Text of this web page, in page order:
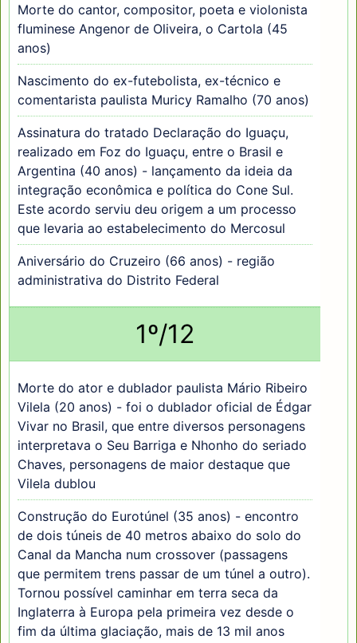
Morte do cantor, compositor, poeta e violonista
fluminese Angenor de Oliveira, o Cartola (45
anos)
Nascimento do ex-futebolista, ex-técnico e
comentarista paulista Muricy Ramalho (70 anos)
Assinatura do tratado Declaração do Iguaçu,
realizado em Foz do Iguaçu, entre o Brasil e
Argentina (40 anos) - lançamento da ideia da
integração econômica e política do Cone Sul.
Este acordo serviu deu origem a um processo
que levaria ao estabelecimento do Mercosul
Aniversário do Cruzeiro (66 anos) - região
administrativa do Distrito Federal
1º/12
Morte do ator e dublador paulista Mário Ribeiro
Vilela (20 anos) - foi o dublador oficial de Édgar
Vivar no Brasil, que entre diversos personagens
interpretava o Seu Barriga e Nhonho do seriado
Chaves, personagens de maior destaque que
Vilela dublou
Construção do Eurotúnel (35 anos) - encontro
de dois túneis de 40 metros abaixo do solo do
Canal da Mancha num crossover (passagens
que permitem trens passar de um túnel a outro).
Tornou possível caminhar em terra seca da
Inglaterra à Europa pela primeira vez desde o
fim da última glaciação, mais de 13 mil anos